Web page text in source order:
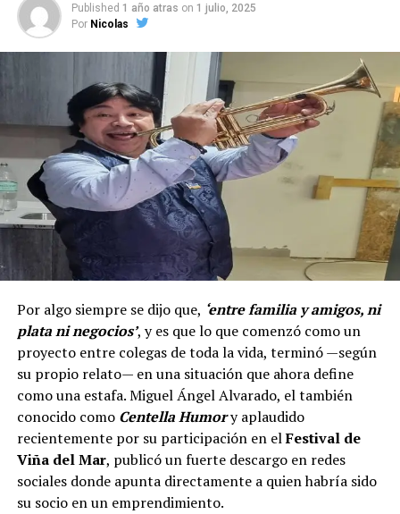
Published 1 año atras on 1 julio, 2025
Por Nicolas
Por algo siempre se dijo que, ‘entre familia y amigos, ni
plata ni negocios’, y es que lo que comenzó como un
proyecto entre colegas de toda la vida, terminó —según
su propio relato— en una situación que ahora define
como una estafa. Miguel Ángel Alvarado, el también
conocido como Centella Humory aplaudido
recientemente por su participación en elFestival de
Viña del Mar, publicó un fuerte descargo en redes
sociales donde apunta directamente a quien habría sido
su socio en un emprendimiento.